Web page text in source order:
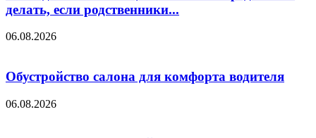
делать, если родственники...
06.08.2026
Обустройство салона для комфорта водителя
06.08.2026